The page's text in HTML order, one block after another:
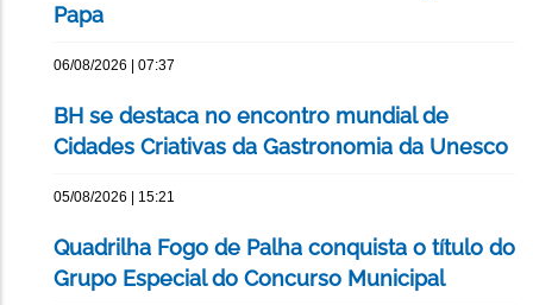
Papa
06/08/2026 | 07:37
BH se destaca no encontro mundial de
Cidades Criativas da Gastronomia da Unesco
05/08/2026 | 15:21
Quadrilha Fogo de Palha conquista o título do
Grupo Especial do Concurso Municipal